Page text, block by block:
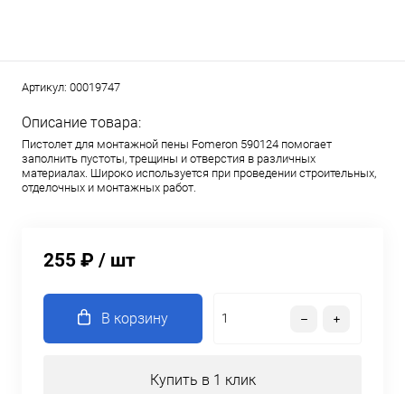
Артикул: 00019747
Описание товара:
Пистолет для монтажной пены Fomeron 590124 помогает
заполнить пустоты, трещины и отверстия в различных
материалах. Широко используется при проведении строительных,
отделочных и монтажных работ.
255 ₽ / шт
В корзину
Купить в 1 клик